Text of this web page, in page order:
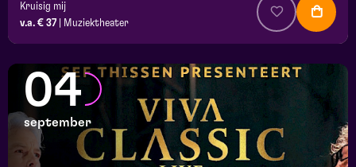
Kruisig mij
v.a. € 37
Muziektheater
04
september